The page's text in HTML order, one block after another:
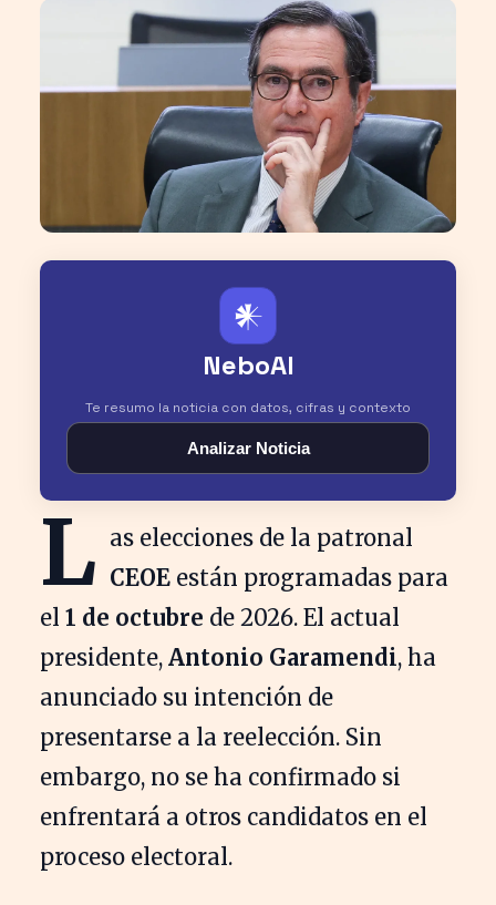
𒀭
NeboAI
Te resumo la noticia con datos, cifras y contexto
Analizar Noticia
L as elecciones de la patronal
CEOE están programadas para
el 1 de octubre de 2026. El actual
presidente, Antonio Garamendi, ha
anunciado su intención de
presentarse a la reelección. Sin
embargo, no se ha confirmado si
enfrentará a otros candidatos en el
proceso electoral.